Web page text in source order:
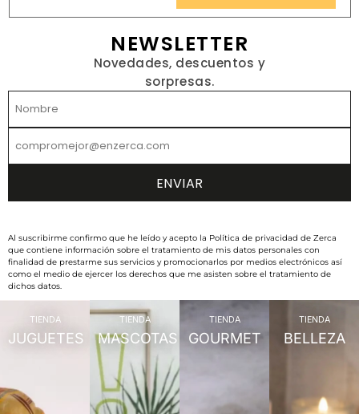
NEWSLETTER
Novedades, descuentos y
sorpresas.
Al suscribirme confirmo que he leído y acepto la Política de privacidad de Zerca
que contiene información sobre el tratamiento de mis datos personales con
finalidad de prestarme sus servicios y promocionarlos por medios electrónicos así
como el medio de ejercer los derechos que me asisten sobre el tratamiento de
dichos datos.
TIENDA
JUGUETES
TIENDA
MASCOTAS
TIENDA
GOURMET
TIENDA
BELLEZA